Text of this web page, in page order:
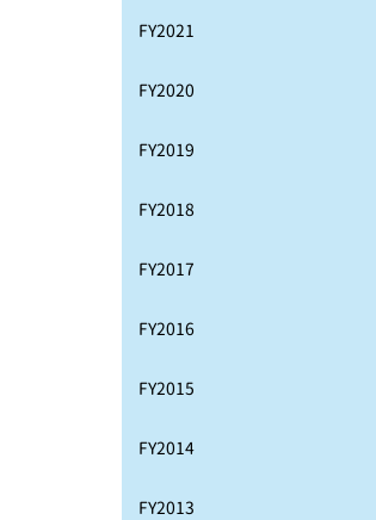
FY2021
FY2020
FY2019
FY2018
FY2017
FY2016
FY2015
FY2014
FY2013